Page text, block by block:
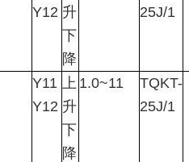
Y12 升
下
降
25J/1
Y11
Y12
上
升
下
降
1.0~11
TQKT-
25J/1